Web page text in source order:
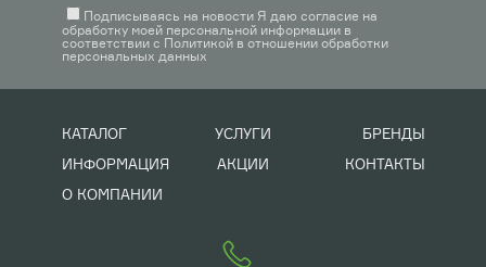
Подписываясь на новости Я даю согласие на
обработку моей персональной информации в
соответствии с Политикой в отношении обработки
персональных данных
КАТАЛОГ УСЛУГИ
БРЕНДЫ
ИНФОРМАЦИЯ
АКЦИИ
КОНТАКТЫ
О КОМПАНИИ